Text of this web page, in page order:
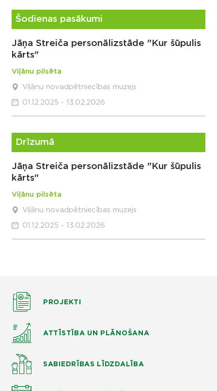
Šodienas pasākumi
Jāņa Streiča personālizstāde "Kur šūpulis
kārts"
Viļānu pilsēta
Viļānu novadpētniecības muzejs
01.12.2025 - 13.02.2026
Drīzumā
Jāņa Streiča personālizstāde "Kur šūpulis
kārts"
Viļānu pilsēta
Viļānu novadpētniecības muzejs
01.12.2025 - 13.02.2026
PROJEKTI
ATTĪSTĪBA UN PLĀNOŠANA
SABIEDRĪBAS LĪDZDALĪBA